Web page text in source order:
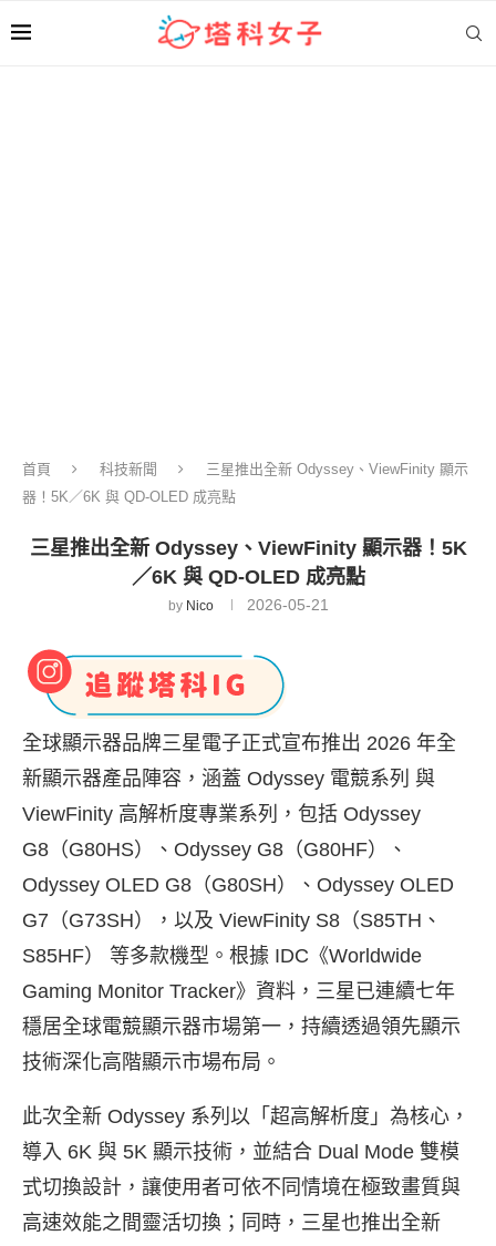
首頁 科技新聞
三星推出全新 Odyssey、ViewFinity 顯示
器！5K／6K 與 QD-OLED 成亮點
三星推出全新 Odyssey、ViewFinity 顯示器！5K
／6K 與 QD-OLED 成亮點
by Nico 2026-05-21
全球顯示器品牌三星電子正式宣布推出 2026 年全
新顯示器產品陣容，涵蓋 Odyssey 電競系列 與
ViewFinity 高解析度專業系列，包括 Odyssey
G8（G80HS）、Odyssey G8（G80HF）、
Odyssey OLED G8（G80SH）、Odyssey OLED
G7（G73SH），以及 ViewFinity S8（S85TH、
S85HF） 等多款機型。根據 IDC《Worldwide
Gaming Monitor Tracker》資料，三星已連續七年
穩居全球電競顯示器市場第一，持續透過領先顯示
技術深化高階顯示市場布局。
此次全新 Odyssey 系列以「超高解析度」為核心，
導入 6K 與 5K 顯示技術，並結合 Dual Mode 雙模
式切換設計，讓使用者可依不同情境在極致畫質與
高速效能之間靈活切換；同時，三星也推出全新